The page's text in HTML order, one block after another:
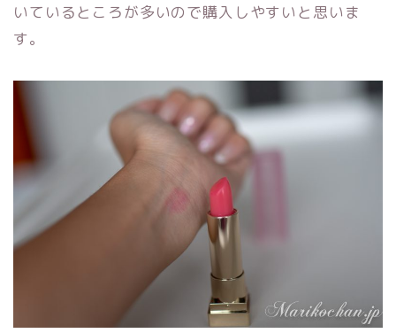
いているところが多いので購入しやすいと思いま
す。